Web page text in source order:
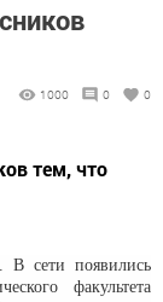
1000 0 0
тем, что
В сети появились
факультета